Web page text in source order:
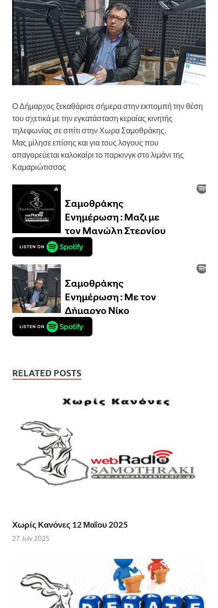
Ο Δήμαρχος ξεκαθάρισε σήμερα στην εκπομπή την θέση
του σχετικά με την εγκατάσταση κεραίας κινητής
τηλεφωνίας σε σπίτι στην Χωρα Σαμοθράκης.
Μας μίλησε επίσης και για τους λογους που
απαγορεύεται καλοκαίρι το παρκινγκ στο λιμάνι της
Καμαριώτισσας
RELATED POSTS
Χωρίς Κανόνες 12 Μαΐου 2025
27 July 2025